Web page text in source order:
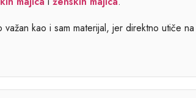
kao i sam materijal, jer direktno utiče